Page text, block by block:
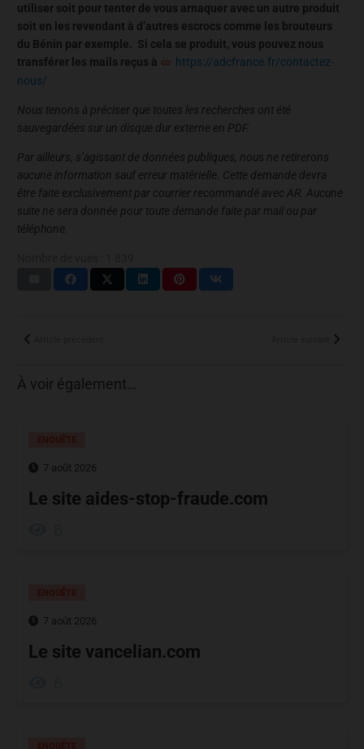
utiliser soit pour tenter de vous arnaquer avec un autre produit
soit en les revendant à d’autres escrocs comme les brouteurs
du Bénin par exemple. Si cela se produit, vous pouvez nous
transférer les mails reçus à
https://adcfrance.fr/contactez-
nous/
Nous tenons à préciser que toutes les recherches ont été
sauvegardées sur un disque dur externe en PDF.
Par ailleurs, s’agissant de données publiques, nous ne retirerons
aucune information sauf erreur matérielle. Cette demande devra
être faite exclusivement par courrier recommandé avec AR. Aucune
suite ne sera donnée pour toute demande faite par mail ou par
téléphone.
À voir également…
7 août 2026
Le site aides-stop-fraude.com
7 août 2026
Le site vancelian.com